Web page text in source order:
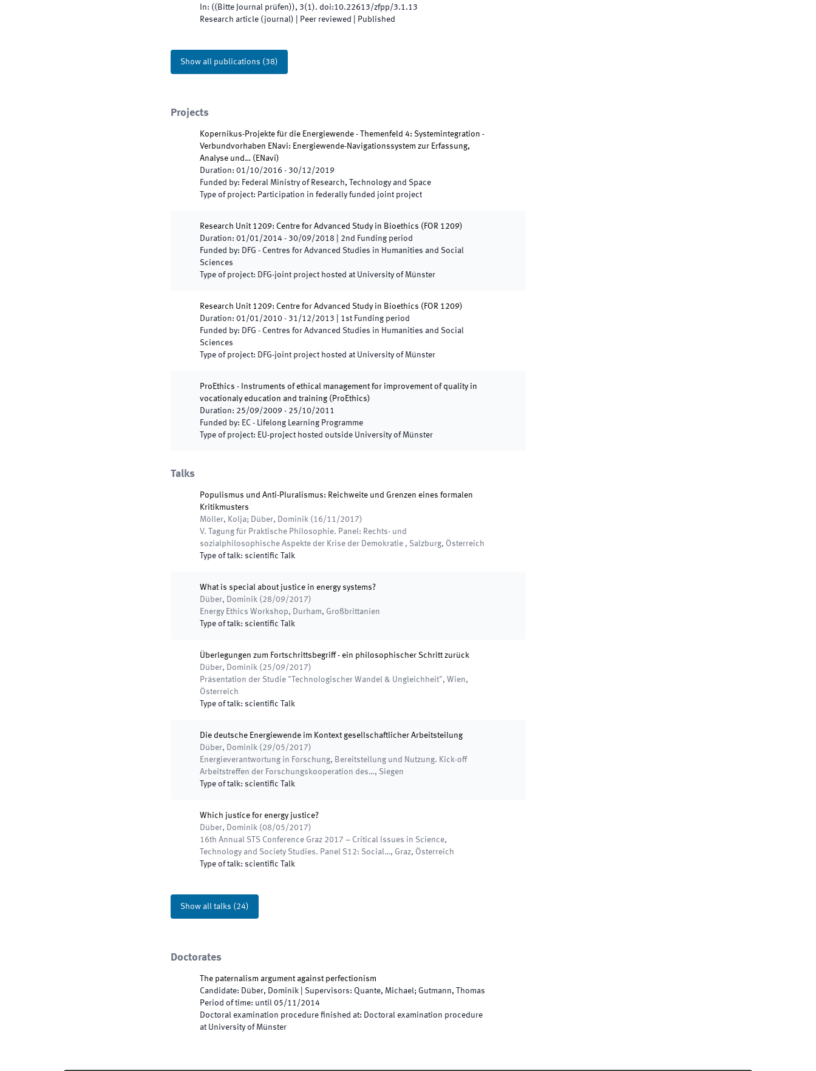
In: ((Bitte Journal prüfen)), 3(1). doi:10.22613/zfpp/3.1.13
Research article (journal) | Peer reviewed Published
Show all publications (38)
Projects
Kopernikus-Projekte für die Energiewende - Themenfeld 4: Systemintegration -
Verbundvorhaben ENavi: Energiewende-Navigationssystem zur Erfassung,
Analyse und… ( ENavi)
Duration: 01/10/2016 - 30/12/2019
Funded by: Federal Ministry of Research, Technology and Space
Type of project: Participation in federally funded joint project
Research Unit 1209: Centre for Advanced Study in Bioethics ( FOR 1209)
Duration: 01/01/2014 - 30/09/2018 2nd Funding period
Funded by: DFG - Centres for Advanced Studies in Humanities and Social
Sciences
Type of project: DFG-joint project hosted at University of Münster
Research Unit 1209: Centre for Advanced Study in Bioethics ( FOR 1209)
Duration: 01/01/2010 - 31/12/2013 1st Funding period
Funded by: DFG - Centres for Advanced Studies in Humanities and Social
Sciences
Type of project: DFG-joint project hosted at University of Münster
ProEthics - Instruments of ethical management for improvement of quality in
vocationaly education and training ( ProEthics)
Duration: 25/09/2009 - 25/10/2011
Funded by: EC - Lifelong Learning Programme
Type of project: EU-project hosted outside University of Münster
Talks
Populismus und Anti-Pluralismus: Reichweite und Grenzen eines formalen
Kritikmusters
Möller, Kolja; Düber, Dominik ( 16/11/2017)
V. Tagung für Praktische Philosophie. Panel: Rechts- und
sozialphilosophische Aspekte der Krise der Demokratie , Salzburg, Österreich
Type of talk: scientific Talk
What is special about justice in energy systems?
Düber, Dominik ( 28/09/2017)
Energy Ethics Workshop, Durham, Großbrittanien
Type of talk: scientific Talk
Überlegungen zum Fortschrittsbegriff - ein philosophischer Schritt zurück
Düber, Dominik ( 25/09/2017)
Präsentation der Studie "Technologischer Wandel & Ungleichheit", Wien,
Österreich
Type of talk: scientific Talk
Die deutsche Energiewende im Kontext gesellschaftlicher Arbeitsteilung
Düber, Dominik ( 29/05/2017)
Energieverantwortung in Forschung, Bereitstellung und Nutzung. Kick-off
Arbeitstreffen der Forschungskooperation des…, Siegen
Type of talk: scientific Talk
Which justice for energy justice?
Düber, Dominik (08/05/2017)
16th Annual STS Conference Graz 2017 – Critical Issues in Science,
Technology and Society Studies. Panel S12: Social…, Graz, Österreich
Type of talk: scientific Talk
Show all talks (24)
Doctorates
The paternalism argument against perfectionism
Candidate: Düber, Dominik Supervisors: Quante, Michael; Gutmann, Thomas
Period of time: until 05/11/2014
Doctoral examination procedure finished at: Doctoral examination procedure
at University of Münster